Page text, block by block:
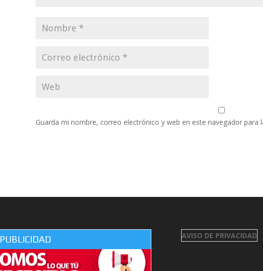
Guarda mi nombre, correo electrónico y web en este navegador para
PUBLICIDAD AVISO DE PRIVACIDAD